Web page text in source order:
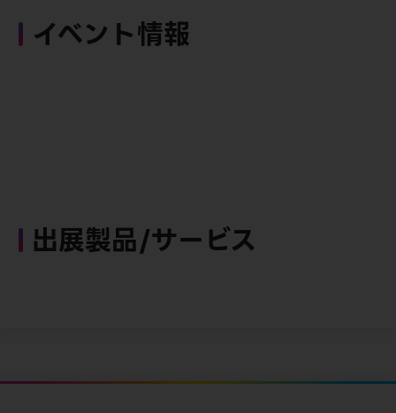
イベント情報
出展製品/サービス